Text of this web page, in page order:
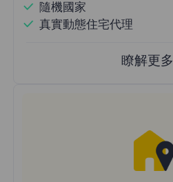
隨機國家
真實動態住宅代理
瞭解更多